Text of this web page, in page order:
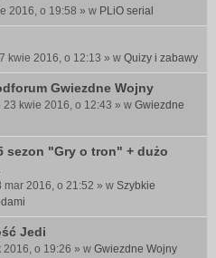
2016, o 19:58 » w PLiO serial
kwie 2016, o 12:13 » w Quizy i zabawy
Gwiezdne Wojny
23 kwie 2016, o 12:43 » w Gwiezdne
sezon "Gry o tron" + dużo
mar 2016, o 21:52 » w Szybkie
Jedi
2016, o 19:26 » w Gwiezdne Wojny